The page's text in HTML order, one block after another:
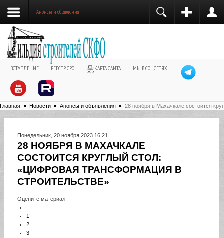
Анонсы и объявления
ВСТУПЛЕНИЕ РЕЕСТР СРО КАРТА САЙТА МЫ В СОЦСЕТЯХ:
Главная Новости Анонсы и объявления 28 ноября в Махачкале состоится
Понедельник, 20 ноября 2023 16:21
28 НОЯБРЯ В МАХАЧКАЛЕ
СОСТОИТСЯ КРУГЛЫЙ СТОЛ:
«ЦИФРОВАЯ ТРАНСФОРМАЦИЯ В
СТРОИТЕЛЬСТВЕ»
Оцените материал
1
2
3